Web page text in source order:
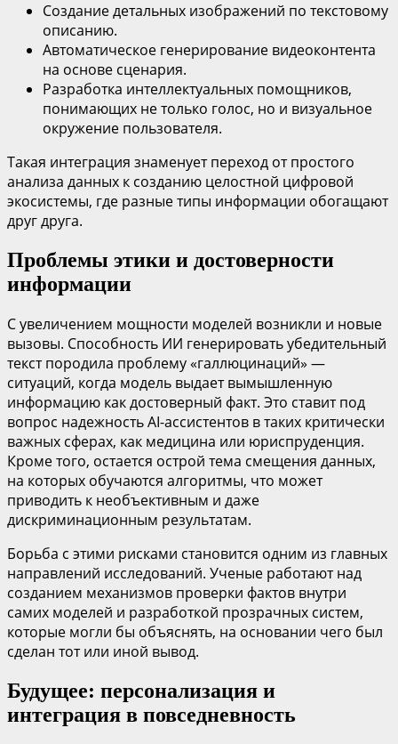
Создание детальных изображений по текстовому
описанию.
Автоматическое генерирование видеоконтента
на основе сценария.
Разработка интеллектуальных помощников,
понимающих не только голос, но и визуальное
окружение пользователя.
Такая интеграция знаменует переход от простого
анализа данных к созданию целостной цифровой
экосистемы, где разные типы информации обогащают
друг друга.
Проблемы этики и достоверности
информации
С увеличением мощности моделей возникли и новые
вызовы. Способность ИИ генерировать убедительный
текст породила проблему «галлюцинаций» —
ситуаций, когда модель выдает вымышленную
информацию как достоверный факт. Это ставит под
вопрос надежность AI-ассистентов в таких критически
важных сферах, как медицина или юриспруденция.
Кроме того, остается острой тема смещения данных,
на которых обучаются алгоритмы, что может
приводить к необъективным и даже
дискриминационным результатам.
Борьба с этими рисками становится одним из главных
направлений исследований. Ученые работают над
созданием механизмов проверки фактов внутри
самих моделей и разработкой прозрачных систем,
которые могли бы объяснять, на основании чего был
сделан тот или иной вывод.
Будущее: персонализация и
интеграция в повседневность